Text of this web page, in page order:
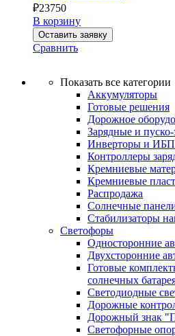
₽23750
В корзину
Оставить заявку
Сравнить
Показать все категории
Аккумуляторы
Готовые решения
Дорожное
Зарядные и
Инверторы и ИБП
Контроллеры
Кремниевые
Кремниевые
Распродажа
Солнечные
Стабилизаторы
Светофоры
Односторонние
Двухсторонние
Готовые
солнечных
Светодиодные
Дорожные
Дорожный знак
Светофорные